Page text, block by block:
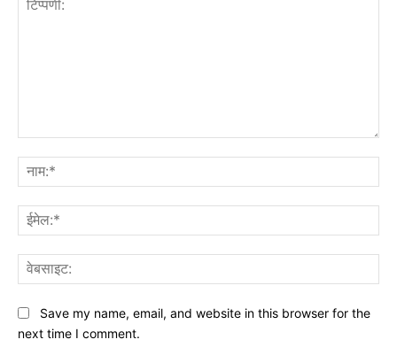
Save my name, email, and website in this browser for the
next time I comment.